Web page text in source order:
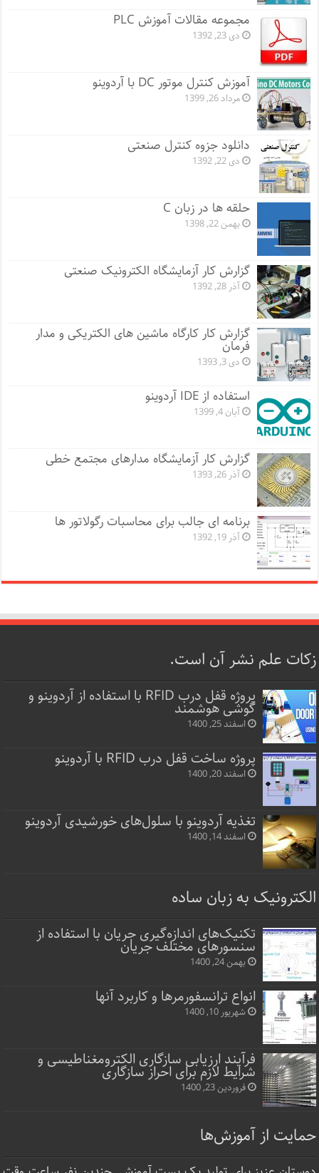
مجموعه مقالات آموزش PLC
دی 23, 1392
آموزش کنترل موتور DC با آردوینو
مرداد 26, 1399
دانلود جزوه کنترل صنعتی
دی 22, 1392
حلقه ها در زبان C
بهمن 22, 1398
گزارش کار آزمایشگاه الکترونیک صنعتی
آذر 28, 1392
گزارش کار کارگاه ماشین های الکتریکی و مدار
فرمان
دی 3, 1393
استفاده از IDE آردوینو
آبان 4, 1399
گزارش کار آزمایشگاه مدارهای مجتمع خطی
آذر 26, 1393
برنامه ای جالب برای محاسبات رگولاتور ها
آذر 19, 1392
زکات علم نشر آن است.
پروژه قفل‌ درب RFID با استفاده از آردوینو و
گوشی هوشمند
اسفند 25, 1400
پروژه ساخت قفل‌ درب RFID با آردوینو
اسفند 20, 1400
تغذیه آردوینو با سلول‌های خورشیدی آردوینو
اسفند 14, 1400
الکترونیک به زبان ساده
تکنیک‌های اندازه‌گیری جریان با استفاده از
سنسورهای مختلف جریان
بهمن 24, 1400
انواع ترانسفورمرها و کاربرد آنها
شهریور 10, 1400
فرآیند ارزیابی سازگاری الکترومغناطیسی و
شرایط لازم برای احراز سازگاری
فروردین 23, 1400
حمایت از آموزش‌ها